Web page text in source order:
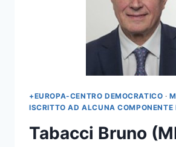
+EUROPA-CENTRO DEMOCRATICO ·
ISCRITTO AD ALCUNA COMPONENTE
Tabacci Bruno